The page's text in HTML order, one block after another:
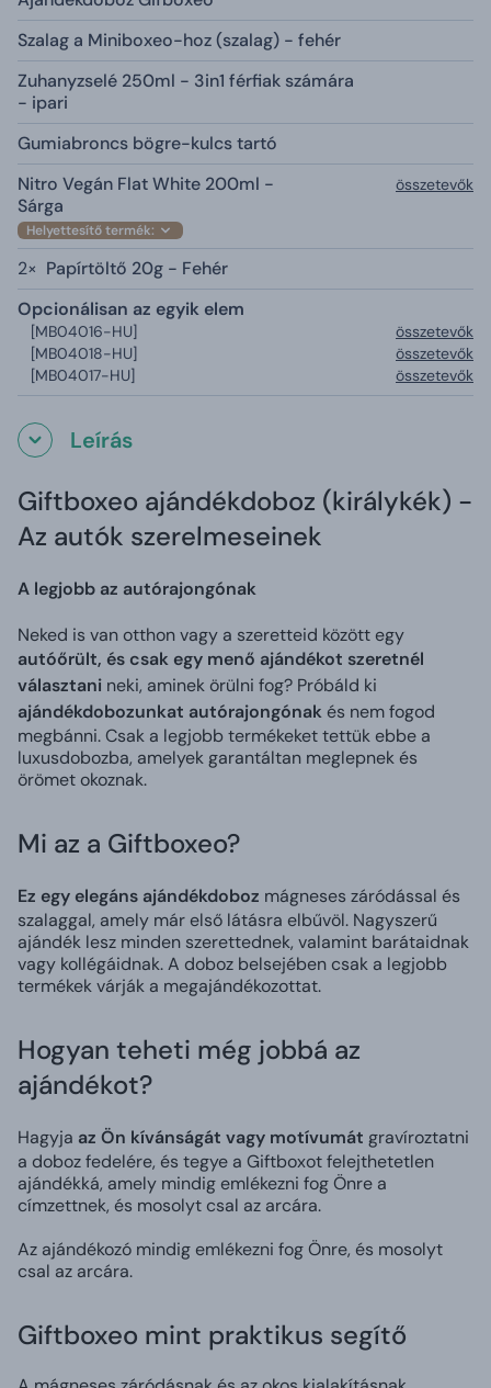
Szalag a Miniboxeo-hoz (szalag) - fehér
Zuhanyzselé 250ml - 3in1 férfiak számára
- ipari
Gumiabroncs bögre-kulcs tartó
Nitro Vegán Flat White 200ml -
Sárga
Helyettesítő termék:
összetevők
2× Papírtöltő 20g - Fehér
Opcionálisan az egyik elem
[MB04016-HU]
összetevők
[MB04018-HU]
összetevők
[MB04017-HU]
összetevők
Leírás
Giftboxeo ajándékdoboz (királykék) -
Az autók szerelmeseinek
A legjobb az autórajongónak
Neked is van otthon vagy a szeretteid között egy
autóőrült, és csak egy menő ajándékot szeretnél
választani neki, aminek örülni fog? Próbáld ki
ajándékdobozunkat autórajongónak és nem fogod
megbánni. Csak a legjobb termékeket tettük ebbe a
luxusdobozba, amelyek garantáltan meglepnek és
örömet okoznak.
Mi az a Giftboxeo?
Ez egy elegáns ajándékdoboz mágneses záródással és
szalaggal, amely már első látásra elbűvöl. Nagyszerű
ajándék lesz minden szerettednek, valamint barátaidnak
vagy kollégáidnak. A doboz belsejében csak a legjobb
termékek várják a megajándékozottat.
Hogyan teheti még jobbá az
ajándékot?
Hagyja az Ön kívánságát vagy motívumát gravíroztatni
a doboz fedelére, és tegye a Giftboxot felejthetetlen
ajándékká, amely mindig emlékezni fog Önre a
címzettnek, és mosolyt csal az arcára.
Az ajándékozó mindig emlékezni fog Önre, és mosolyt
csal az arcára.
Giftboxeo mint praktikus segítő